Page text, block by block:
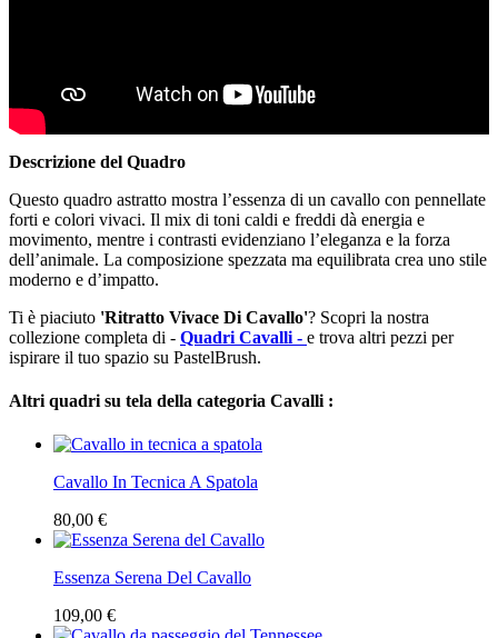
Descrizione del Quadro
Questo quadro astratto mostra l’essenza di un cavallo con pennellate
forti e colori vivaci. Il mix di toni caldi e freddi dà energia e
movimento, mentre i contrasti evidenziano l’eleganza e la forza
dell’animale. La composizione spezzata ma equilibrata crea uno stile
moderno e d’impatto.
Ti è piaciuto 'Ritratto Vivace Di Cavallo'? Scopri la nostra
collezione completa di - Quadri Cavalli - e trova altri pezzi per
ispirare il tuo spazio su PastelBrush.
Altri quadri su tela della categoria Cavalli :
Cavallo In Tecnica A Spatola
80,00 €
Essenza Serena Del Cavallo
109,00 €